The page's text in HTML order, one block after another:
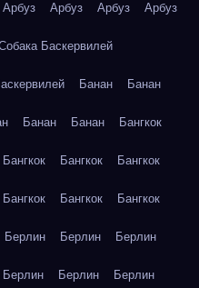
Арбуз Арбуз Арбуз Арбуз
Баскервилей
Банан Банан
Банан Банан Бангкок
Бангкок Бангкок Бангкок
Бангкок Бангкок Бангкок
Берлин Берлин Берлин
Берлин Берлин Берлин